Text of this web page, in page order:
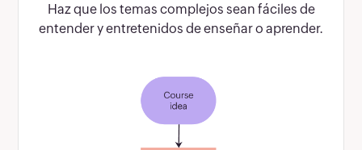
Haz que los temas complejos sean fáciles de
entender y entretenidos de enseñar o aprender.